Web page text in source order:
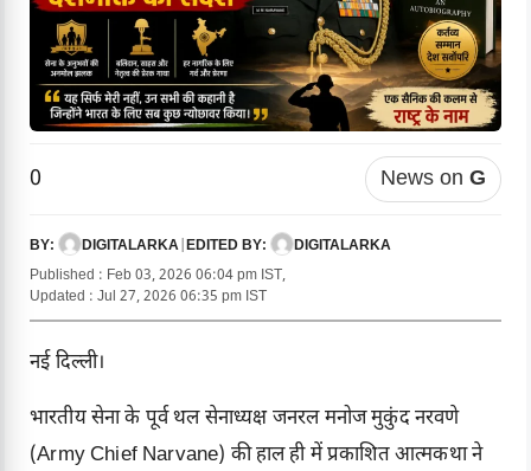
0 News on G
BY: DIGITALARKA EDITED BY:
DIGITALARKA
Published : Feb 03, 2026 06:04 pm IST,
Updated : Jul 27, 2026 06:35 pm IST
नई दिल्ली।
भारतीय सेना के पूर्व थल सेनाध्यक्ष जनरल मनोज मुकुंद नरवणे
(Army Chief Narvane) की हाल ही में प्रकाशित आत्मकथा ने